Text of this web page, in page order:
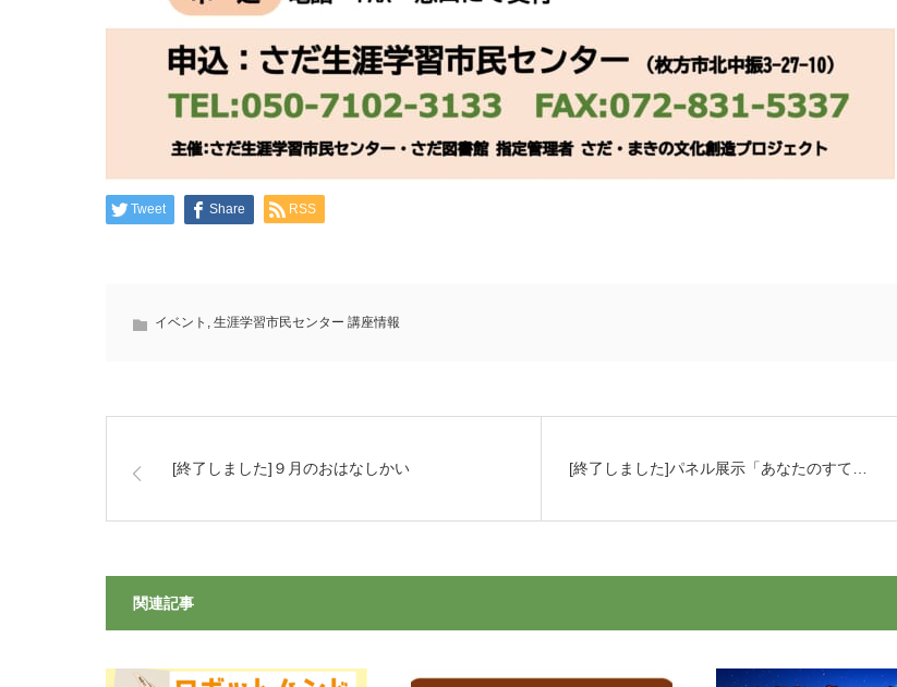
Tweet Share RSS
イベント , 生涯学習市民センター 講座情報
[終了しました]９月のおはなしかい [終了しました]パネル展示「あなたのすて…
関連記事